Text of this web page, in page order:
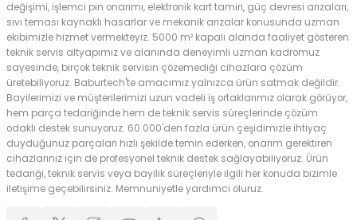
değişimi, işlemci pin onarımı, elektronik kart tamiri, güç devresi arızaları,
sıvı teması kaynaklı hasarlar ve mekanik arızalar konusunda uzman
ekibimizle hizmet vermekteyiz. 5000 m² kapalı alanda faaliyet gösteren
teknik servis altyapımız ve alanında deneyimli uzman kadromuz
sayesinde, birçok teknik servisin çözemediği cihazlara çözüm
üretebiliyoruz. Baburtech'te amacımız yalnızca ürün satmak değildir.
Bayilerimizi ve müşterilerimizi uzun vadeli iş ortaklarımız olarak görüyor,
hem parça tedariğinde hem de teknik servis süreçlerinde çözüm
odaklı destek sunuyoruz. 60.000'den fazla ürün çeşidimizle ihtiyaç
duyduğunuz parçaları hızlı şekilde temin ederken, onarım gerektiren
cihazlarınız için de profesyonel teknik destek sağlayabiliyoruz. Ürün
tedariği, teknik servis veya bayilik süreçleriyle ilgili her konuda bizimle
iletişime geçebilirsiniz. Memnuniyetle yardımcı oluruz.